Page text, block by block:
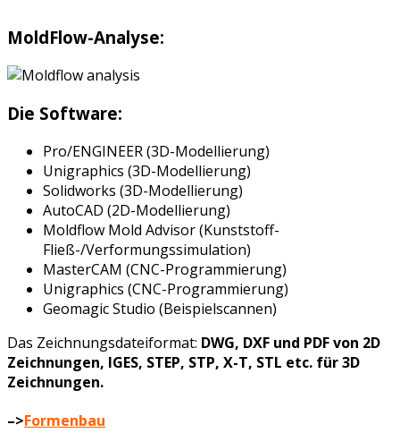
MoldFlow-Analyse:
Die Software:
Pro/ENGINEER (3D-Modellierung)
Unigraphics (3D-Modellierung)
Solidworks (3D-Modellierung)
AutoCAD (2D-Modellierung)
Moldflow Mold Advisor (Kunststoff-
Fließ-/Verformungssimulation)
MasterCAM (CNC-Programmierung)
Unigraphics (CNC-Programmierung)
Geomagic Studio (Beispielscannen)
Das Zeichnungsdateiformat: DWG, DXF und PDF von 2D
Zeichnungen, IGES, STEP, STP, X-T, STL etc. für 3D
Zeichnungen.
–>Formenbau